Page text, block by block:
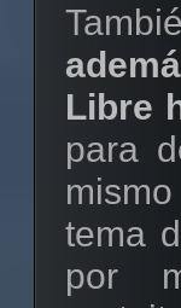
Libre
para
tema
por